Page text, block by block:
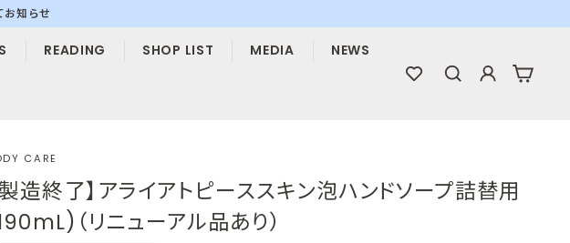
知らせ
READING SHOP LIST MEDIA NEWS
検索 ログイン
CARE
製造終了】アライアトピーススキン泡ハンドソープ詰替用
（リニューアル品あり）